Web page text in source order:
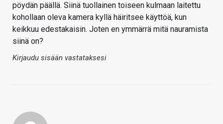
pöydän päällä. Siinä tuollainen toiseen kulmaan laitettu
kohollaan oleva kamera kyllä häiritsee käyttöä, kun
keikkuu edestakaisin. Joten en ymmärrä mitä nauramista
siinä on?
Kirjaudu sisään vastataksesi